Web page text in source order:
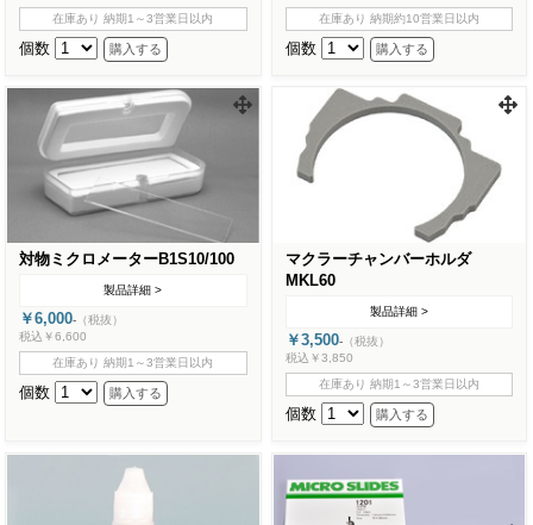
在庫あり 納期1～3営業日以内
個数
在庫あり 納期約10営業日以内
個数
対物ミクロメーターB1S10/100
製品詳細 >
￥6,000- （税抜）
税込￥6,600
在庫あり 納期1～3営業日以内
個数
マクラーチャンバーホルダ
MKL60
製品詳細 >
￥3,500- （税抜）
税込￥3,850
在庫あり 納期1～3営業日以内
個数